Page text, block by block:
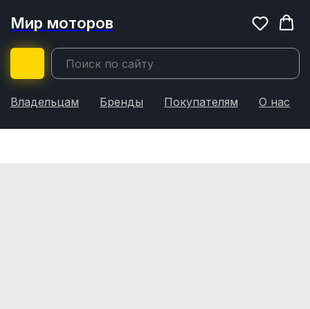
Мир моторов
Владельцам Бренды Покупателям О нас